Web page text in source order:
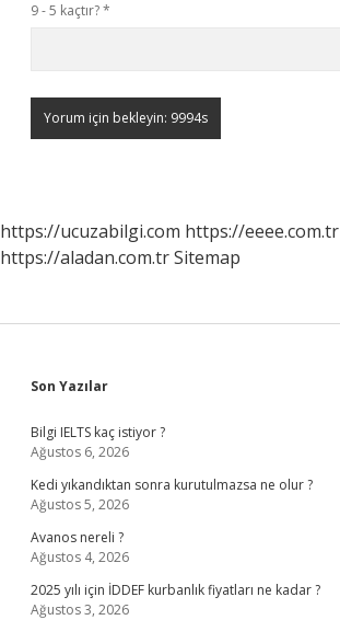
9 - 5 kaçtır?*
https://ucuzabilgi.com https://eeee.com.tr
https://aladan.com.trSitemap
Sidebar
Son Yazılar
Bilgi IELTS kaç istiyor ?
Ağustos 6, 2026
Kedi yıkandıktan sonra kurutulmazsa ne olur ?
Ağustos 5, 2026
Avanos nereli ?
Ağustos 4, 2026
2025 yılı için İDDEF kurbanlık fiyatları ne kadar ?
Ağustos 3, 2026